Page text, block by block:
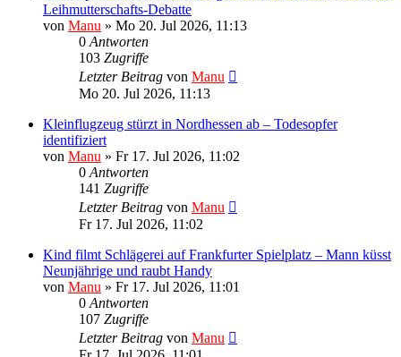
Leihmutterschafts-Debatte
von Manu » Mo 20. Jul 2026, 11:13
0 Antworten
103 Zugriffe
Letzter Beitrag von Manu
Mo 20. Jul 2026, 11:13
Kleinflugzeug stürzt in Nordhessen ab – Todesopfer
identifiziert
von Manu » Fr 17. Jul 2026, 11:02
0 Antworten
141 Zugriffe
Letzter Beitrag von Manu
Fr 17. Jul 2026, 11:02
Kind filmt Schlägerei auf Frankfurter Spielplatz – Mann küsst
Neunjährige und raubt Handy
von Manu » Fr 17. Jul 2026, 11:01
0 Antworten
107 Zugriffe
Letzter Beitrag von Manu